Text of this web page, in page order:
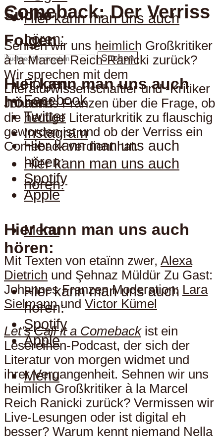
Suche
Suchen
Hier kann man uns auch
hören:
Hier kann man uns auch
hören:
Hier kann man uns auch
hören:
Spotify
Apple
Menu
Folgen
Folgen
Facebook
Twitter
Instagram
Hier kann man uns auch
hören:
Hier kann man uns auch
hören:
Hier kann man uns auch
hören:
Spotify
Apple
Menu
Comeback: Der Verriss
Sehnen wir uns heimlich Großkritiker
à la Marcel Reich-Ranicki zurück?
Wir sprechen mit dem
Literaturwissenschaftler und -Kritiker
Johannes Franzen über die Frage, ob
die heutige Literaturkritik zu flauschig
geworden ist und ob der Verriss ein
Comeback verdient hat.
Mit Texten von etaïnn zwer, Alexa
Dietrich und Şehnaz Müldür Zu Gast:
Johannes Franzen Moderation: Lara
Sielmannund Victor Kümel
Let’s Call it a Comebackist ein
Lesereihen-Podcast, der sich der
Literatur von morgen widmet und
ihrer Vergangenheit. Sehnen wir uns
heimlich Großkritiker à la Marcel
Reich Ranicki zurück? Vermissen wir
Live-Lesungen oder ist digital eh
besser? Warum kennt niemand Nella